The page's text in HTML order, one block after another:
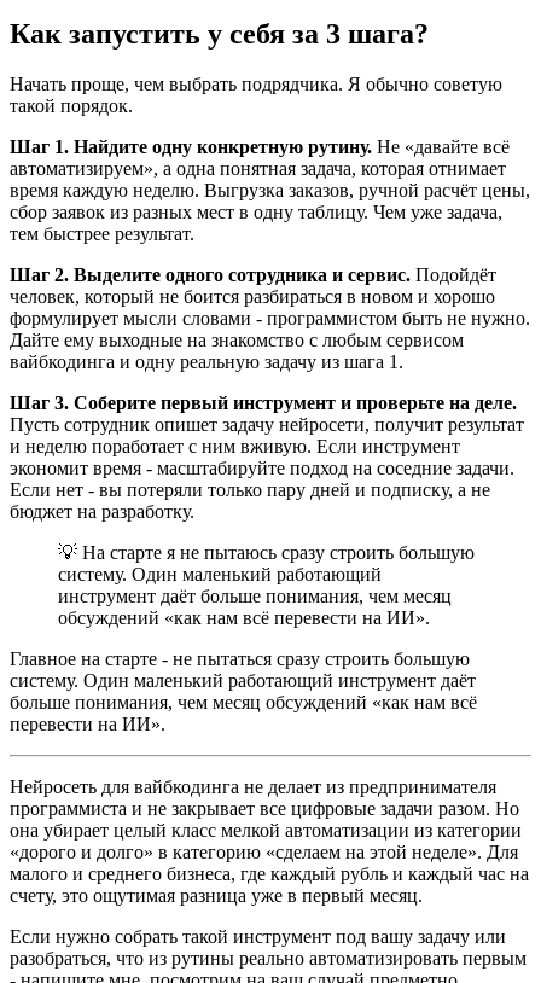
Как запустить у себя за 3 шага?
Начать проще, чем выбрать подрядчика. Я обычно советую
такой порядок.
Шаг 1. Найдите одну конкретную рутину. Не «давайте всё
автоматизируем», а одна понятная задача, которая отнимает
время каждую неделю. Выгрузка заказов, ручной расчёт цены,
сбор заявок из разных мест в одну таблицу. Чем уже задача,
тем быстрее результат.
Шаг 2. Выделите одного сотрудника и сервис. Подойдёт
человек, который не боится разбираться в новом и хорошо
формулирует мысли словами - программистом быть не нужно.
Дайте ему выходные на знакомство с любым сервисом
вайбкодинга и одну реальную задачу из шага 1.
Шаг 3. Соберите первый инструмент и проверьте на деле.
Пусть сотрудник опишет задачу нейросети, получит результат
и неделю поработает с ним вживую. Если инструмент
экономит время - масштабируйте подход на соседние задачи.
Если нет - вы потеряли только пару дней и подписку, а не
бюджет на разработку.
💡 На старте я не пытаюсь сразу строить большую
систему. Один маленький работающий
инструмент даёт больше понимания, чем месяц
обсуждений «как нам всё перевести на ИИ».
Главное на старте - не пытаться сразу строить большую
систему. Один маленький работающий инструмент даёт
больше понимания, чем месяц обсуждений «как нам всё
перевести на ИИ».
Нейросеть для вайбкодинга не делает из предпринимателя
программиста и не закрывает все цифровые задачи разом. Но
она убирает целый класс мелкой автоматизации из категории
«дорого и долго» в категорию «сделаем на этой неделе». Для
малого и среднего бизнеса, где каждый рубль и каждый час на
счету, это ощутимая разница уже в первый месяц.
Если нужно собрать такой инструмент под вашу задачу или
разобраться, что из рутины реально автоматизировать первым